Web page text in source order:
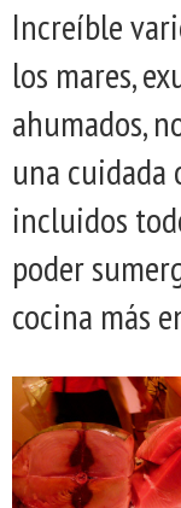
Increíble
los mares,
ahumados,
una
incluidos
poder
cocina más